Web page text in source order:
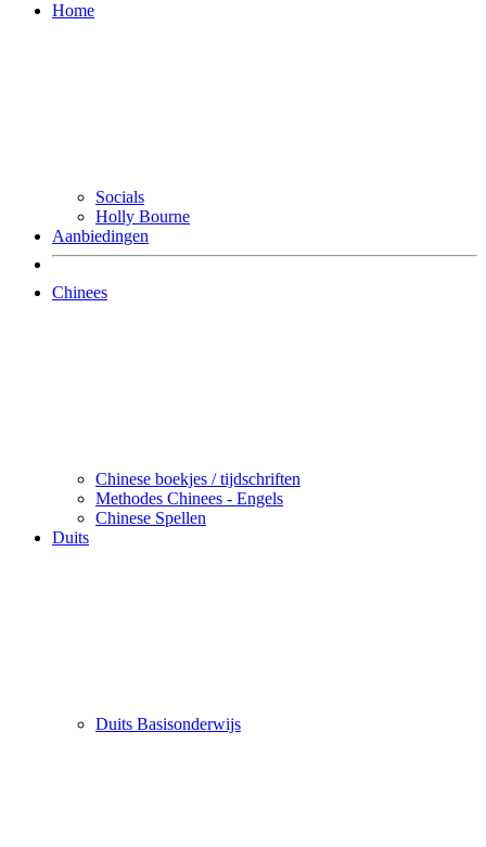
Home
Socials
Holly Bourne
Aanbiedingen
Chinees
Chinese boekjes / tijdschriften
Methodes Chinees - Engels
Chinese Spellen
Duits
Duits Basisonderwijs